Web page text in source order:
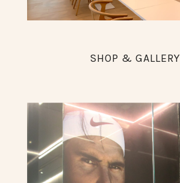
SHOP & GALLERY